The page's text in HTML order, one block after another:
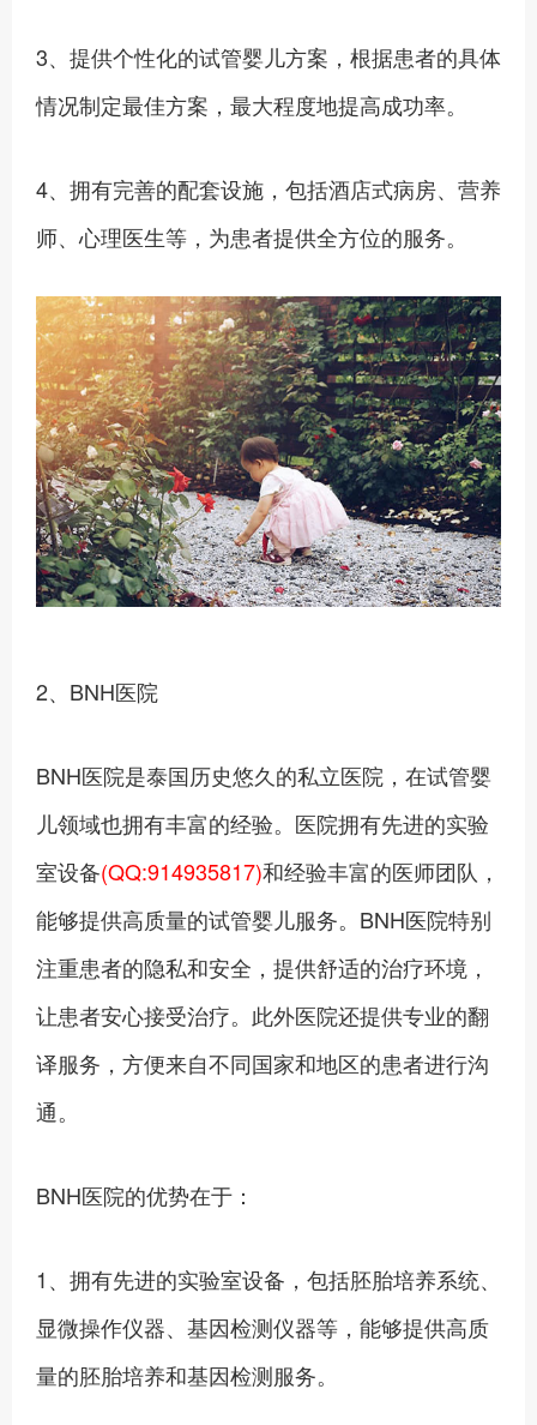
3、提供个性化的试管婴儿方案，根据患者的具体
情况制定最佳方案，最大程度地提高成功率。
4、拥有完善的配套设施，包括酒店式病房、营养
师、心理医生等，为患者提供全方位的服务。‍
2、BNH医院
BNH医院是泰国历史悠久的私立医院，在试管婴
儿领域也拥有丰富的经验。医院拥有先进的实验
室设备(QQ:914935817)和经验丰富的医师团队，
能够提供高质量的试管婴儿服务。BNH医院特别
注重患者的隐私和安全，提供舒适的治疗环境，
让患者安心接受治疗。此外医院还提供专业的翻
译服务，方便来自不同国家和地区的患者进行沟
通。
BNH医院的优势在于：
1、‍拥有先进的实验室设备，包括胚胎培养系统、
显微操作仪器、基因检测仪器等，能够提供高质
量的胚胎培养和基因检测服务。